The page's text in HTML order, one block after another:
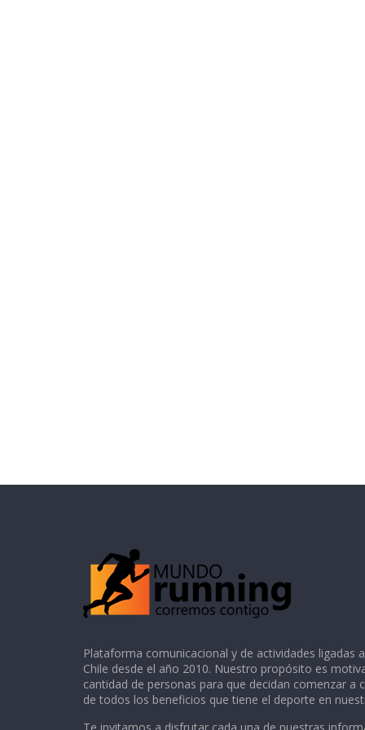
Plataforma comunicacional y de actividades ligadas
Chile desde el año 2010. Nuestro propósito es
cantidad de personas para que decidan comenzar a
de todos los beneficios que tiene el deporte en
Te invitamos a disfrutar cada una de nuestras